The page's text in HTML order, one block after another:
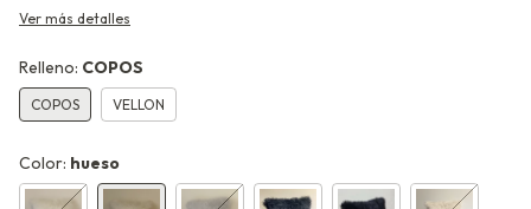
Ver más detalles
Relleno: COPOS
COPOS VELLON
Color: hueso